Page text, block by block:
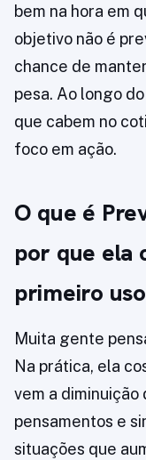
bem na hora em
objetivo não é
chance de
pesa. Ao longo
que cabem no
foco em ação.
O que é
por que ela
primeiro uso
Muita gente
Na prática, ela
vem a diminuição
pensamentos e
situações que